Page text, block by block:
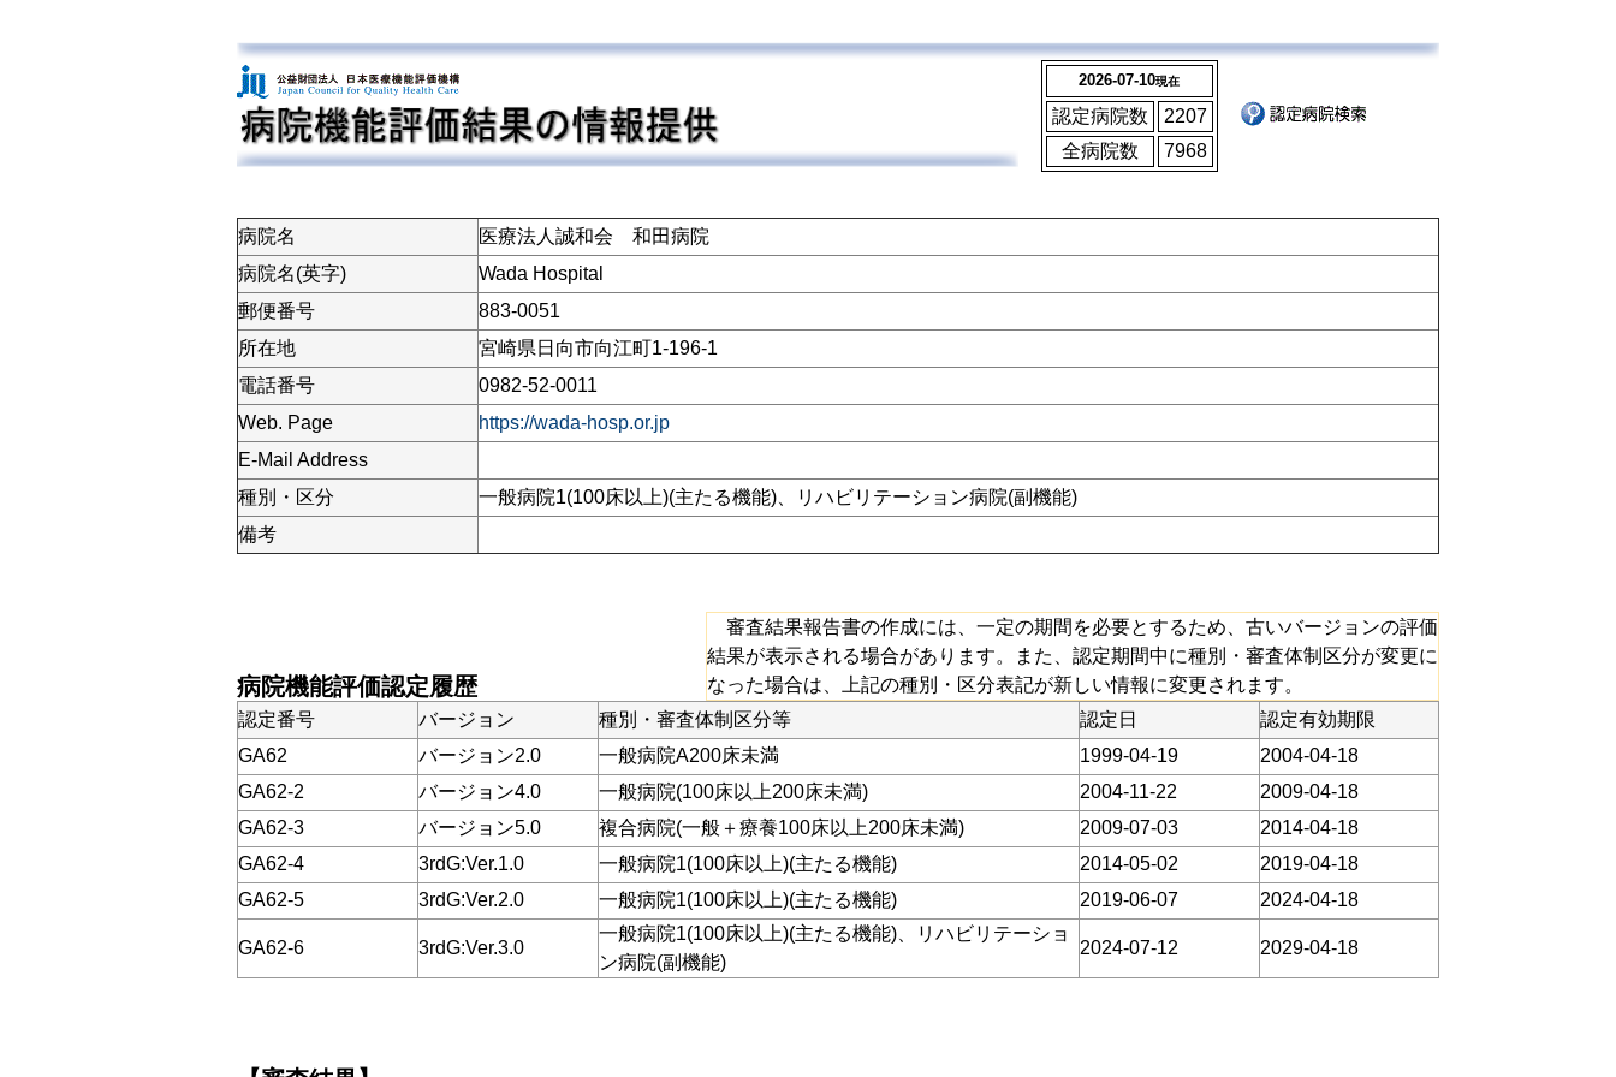
2026-07-10現在
認定病院数
2207
全病院数
7968
病院名
医療法人誠和会 和田病院
病院名(英字)
Wada Hospital
郵便番号
883-0051
所在地
宮崎県日向市向江町1-196-1
電話番号
0982-52-0011
Web. Page
https://wada-hosp.or.jp
E-Mail Address
種別・区分
一般病院1(100床以上)(主たる機能)、リハビリテーション病院(副機能)
備考
病院機能評価認定履歴
審査結果報告書の作成には、一定の期間を必要とするため、古いバージョンの評価
結果が表示される場合があります。また、認定期間中に種別・審査体制区分が変更に
なった場合は、上記の種別・区分表記が新しい情報に変更されます。
認定番号
バージョン 種別・審査体制区分等 認定日
認定有効期限
GA62
バージョン2.0 一般病院A200床未満 1999-04-19
2004-04-18
GA62-2
バージョン4.0 一般病院(100床以上200床未満) 2004-11-22
2009-04-18
GA62-3
バージョン5.0 複合病院(一般＋療養100床以上200床未満) 2009-07-03
2014-04-18
GA62-4
3rdG:Ver.1.0 一般病院1(100床以上)(主たる機能) 2014-05-02
2019-04-18
GA62-5
3rdG:Ver.2.0 一般病院1(100床以上)(主たる機能) 2019-06-07 2024-04-18
GA62-6 3rdG:Ver.3.0
一般病院1(100床以上)(主たる機能)、リハビリテーショ
ン病院(副機能)
2024-07-12 2029-04-18